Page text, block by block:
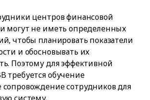
центров финансовой
могут не иметь определенных
чтобы планировать показатели
и обосновывать их
Поэтому для эффективной
требуется обучение
сопровождение сотрудников для